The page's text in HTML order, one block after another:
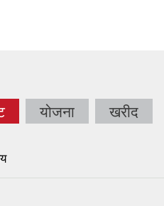
योजना खरीद